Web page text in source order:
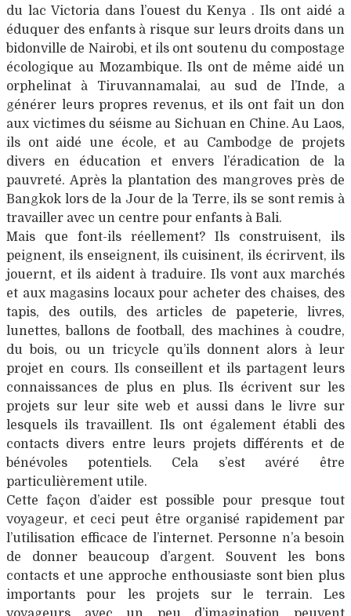
du lac Victoria dans l’ouest du Kenya . Ils ont aidé a
éduquer des enfants à risque sur leurs droits dans un
bidonville de Nairobi, et ils ont soutenu du compostage
écologique au Mozambique. Ils ont de même aidé un
orphelinat à Tiruvannamalai, au sud de l’Inde, a
générer leurs propres revenus, et ils ont fait un don
aux victimes du séisme au Sichuan en Chine. Au Laos,
ils ont aidé une école, et au Cambodge de projets
divers en éducation et envers l’éradication de la
pauvreté. Après la plantation des mangroves près de
Bangkok lors de la Jour de la Terre, ils se sont remis à
travailler avec un centre pour enfants à Bali.
Mais que font-ils réellement? Ils construisent, ils
peignent, ils enseignent, ils cuisinent, ils écrirvent, ils
jouernt, et ils aident à traduire. Ils vont aux marchés
et aux magasins locaux pour acheter des chaises, des
tapis, des outils, des articles de papeterie, livres,
lunettes, ballons de football, des machines à coudre,
du bois, ou un tricycle qu’ils donnent alors à leur
projet en cours. Ils conseillent et ils partagent leurs
connaissances de plus en plus. Ils écrivent sur les
projets sur leur site web et aussi dans le livre sur
lesquels ils travaillent. Ils ont également établi des
contacts divers entre leurs projets différents et de
bénévoles potentiels. Cela s’est avéré être
particulièrement utile.
Cette façon d’aider est possible pour presque tout
voyageur, et ceci peut être organisé rapidement par
l’utilisation efficace de l’internet. Personne n’a besoin
de donner beaucoup d’argent. Souvent les bons
contacts et une approche enthousiaste sont bien plus
importants pour les projets sur le terrain. Les